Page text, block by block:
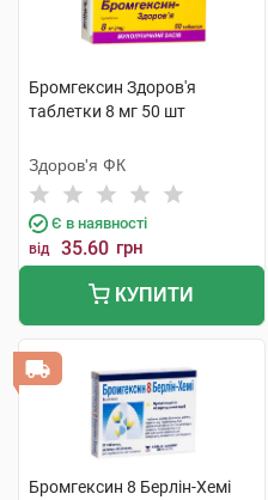
Бромгексин Здоров'я
таблетки 8 мг 50 шт
Здоров'я ФК
Є в наявності
від 35.60 грн
КУПИТИ
Бромгексин 8 Берлін-Хемі